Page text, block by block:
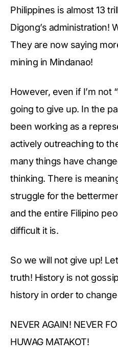
Philippines is almost 13
Digong’s administration!
They are now saying
mining in Mindanao!
However, even if I’m not
going to give up. In the
been working as a
actively outreaching to
many things have
thinking. There is
struggle for the
and the entire Filipino
difficult it is.
So we will not give up!
truth! History is not
history in order to
NEVER AGAIN! NEVER
HUWAG MATAKOT!